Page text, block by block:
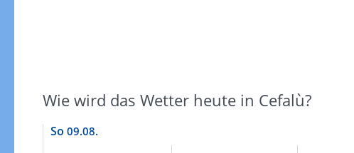
Wie wird das Wetter heute in Cefalù?
So 09.08.